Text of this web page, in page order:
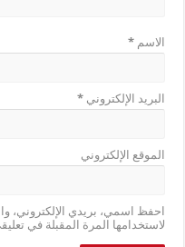
الاسم*
البريد الإلكتروني*
الموقع الإلكتروني
احفظ اسمي، بريدي الإلكتروني،
لاستخدامها المرة المقبلة في